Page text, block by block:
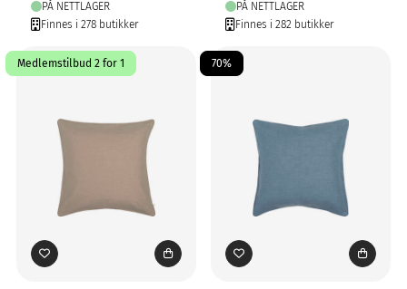
PÅ NETTLAGER
Finnes i 278 butikker
PÅ NETTLAGER
Finnes i 282 butikker
Medlemstilbud 2 for 1 70%